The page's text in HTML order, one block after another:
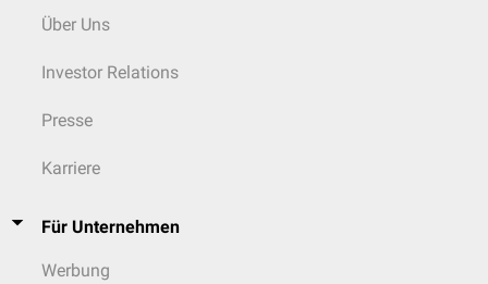
Über Uns
Investor Relations
Presse
Karriere
Für Unternehmen
Werbung